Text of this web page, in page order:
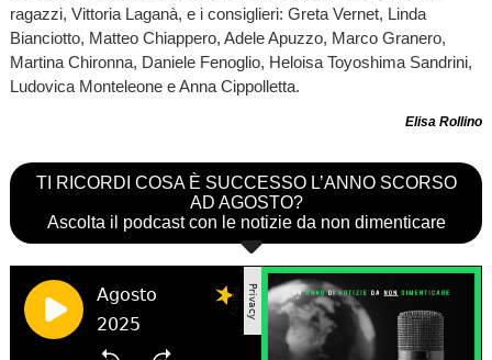
ragazzi, Vittoria Laganà, e i consiglieri: Greta Vernet, Linda
Bianciotto, Matteo Chiappero, Adele Apuzzo, Marco Granero,
Martina Chironna, Daniele Fenoglio, Heloisa Toyoshima Sandrini,
Ludovica Monteleone e Anna Cippolletta.
Elisa Rollino
TI RICORDI COSA È SUCCESSO L’ANNO SCORSO
AD AGOSTO?
Ascolta il podcast con le notizie da non dimenticare